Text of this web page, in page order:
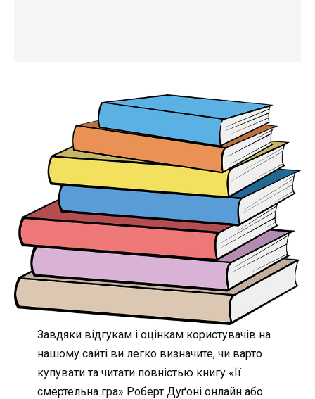
Завдяки відгукам і оцінкам користувачів на
нашому сайті ви легко визначите, чи варто
купувати та читати повністью книгу «Її
смертельна гра» Роберт Дуґоні онлайн або